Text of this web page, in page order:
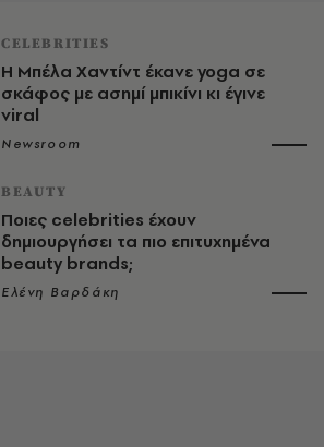
CELEBRITIES
Η Μπέλα Χαντίντ έκανε yoga σε
σκάφος με ασημί μπικίνι κι έγινε
viral
Newsroom
BEAUTY
Ποιες celebrities έχουν
δημιουργήσει τα πιο επιτυχημένα
beauty brands;
Ελένη Βαρδάκη